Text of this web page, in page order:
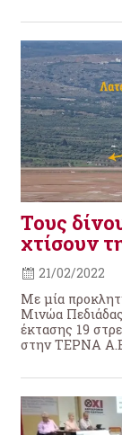
Τους
χτίσουν
21/02/2022
Με μία
Μινώα
έκτασης 19
στην ΤΕΡΝΑ